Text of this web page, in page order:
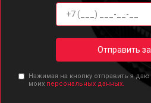
Отправить
Нажимая на кнопку отправить я
моих персональных данных.